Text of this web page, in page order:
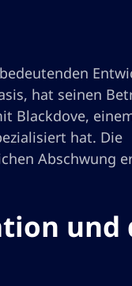
hat seinen
Blackdove,
hat. Die
Abschwung
und